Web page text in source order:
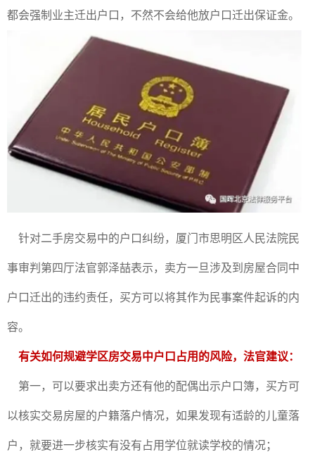
都会强制业主迁出户口，不然不会给他放户口迁出保证金。
针对二手房交易中的户口纠纷，厦门市思明区人民法院民
事审判第四厅法官郭泽喆表示，卖方一旦涉及到房屋合同中
户口迁出的违约责任，买方可以将其作为民事案件起诉的内
容。
有关如何规避学区房交易中户口占用的风险，法官建议：
第一，可以要求出卖方还有他的配偶出示户口簿，买方可
以核实交易房屋的户籍落户情况，如果发现有适龄的儿童落
户，就要进一步核实有没有占用学位就读学校的情况；